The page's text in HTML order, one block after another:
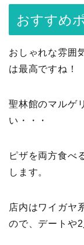
おすすめ
おしゃれな雰囲
は最高ですね！
聖林館のマルゲ
い・・・
ピザを両方食べ
します。
店内はワイガヤ
ので、デートや